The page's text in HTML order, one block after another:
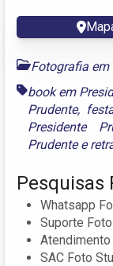
Fotografia em
book em
Prudente,
Presidente
Prudentee
Pesquisas
Whatsapp
Suporte
SAC Foto